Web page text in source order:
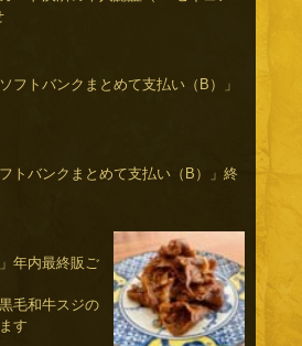
フトバンクまとめて支払い（B）」
トバンクまとめて支払い（B）」終
年内最終販ご
毛和牛スジの
す